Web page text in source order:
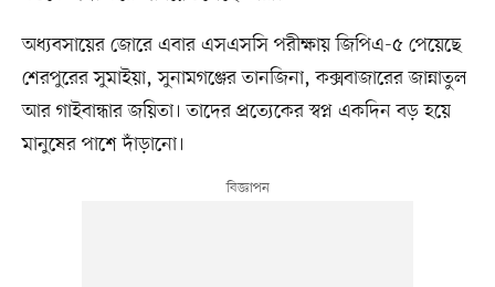
অধ্যবসায়ের জোরে এবার এসএসসি পরীক্ষায় জিপিএ-৫ পেয়েছে
শেরপুরের সুমাইয়া, সুনামগঞ্জের তানজিনা, কক্সবাজারের জান্নাতুল
আর গাইবান্ধার জয়িতা। তাদের প্রত্যেকের স্বপ্ন একদিন বড় হয়ে
মানুষের পাশে দাঁড়ানো।